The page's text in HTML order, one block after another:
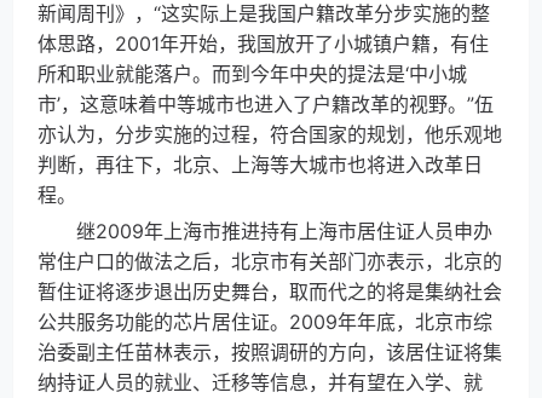
新闻周刊》，“这实际上是我国户籍改革分步实施的整
体思路，2001年开始，我国放开了小城镇户籍，有住
所和职业就能落户。而到今年中央的提法是‘中小城
市’，这意味着中等城市也进入了户籍改革的视野。”伍
亦认为，分步实施的过程，符合国家的规划，他乐观地
判断，再往下，北京、上海等大城市也将进入改革日
程。
继2009年上海市推进持有上海市居住证人员申办
常住户口的做法之后，北京市有关部门亦表示，北京的
暂住证将逐步退出历史舞台，取而代之的将是集纳社会
公共服务功能的芯片居住证。2009年年底，北京市综
治委副主任苗林表示，按照调研的方向，该居住证将集
纳持证人员的就业、迁移等信息，并有望在入学、就